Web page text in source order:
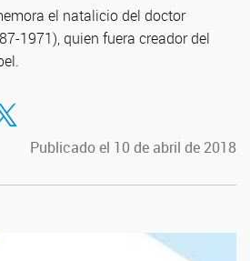
el natalicio del doctor
1971), quien fuera creador del
en Facebook
en Twitter
Publicado el 10 de abril de 2018